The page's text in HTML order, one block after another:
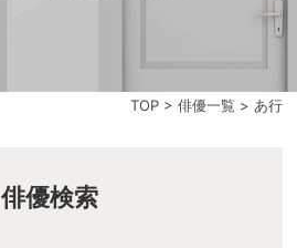
TOP> 俳優一覧 > あ行
俳優検索